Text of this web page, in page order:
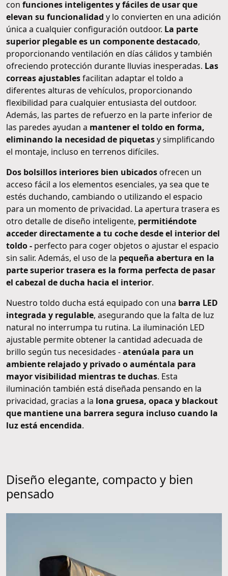
con funciones inteligentes y fáciles de usar que
elevan su funcionalidad y lo convierten en una adición
única a cualquier configuración outdoor. La parte
superior plegable es un componente destacado,
proporcionando ventilación en días cálidos y también
ofreciendo protección durante lluvias inesperadas. Las
correas ajustablesfacilitan adaptar el toldo a
diferentes alturas de vehículos, proporcionando
flexibilidad para cualquier entusiasta del outdoor.
Además, las partes de refuerzo en la parte inferior de
las paredes ayudan a mantener el toldo en forma,
eliminando la necesidad de piquetasy simplificando
el montaje, incluso en terrenos difíciles.
Dos bolsillos interiores bien ubicadosofrecen un
acceso fácil a los elementos esenciales, ya sea que te
estés duchando, cambiando o utilizando el espacio
para un momento de privacidad. La apertura trasera es
otro detalle de diseño inteligente, permitiéndote
acceder directamente a tu coche desde el interior del
toldo - perfecto para coger objetos o ajustar el espacio
sin salir. Además, el uso de la pequeña abertura en la
parte superior trasera es la forma perfecta de pasar
el cabezal de ducha hacia el interior.
Nuestro toldo ducha está equipado con una barra LED
integrada y regulable, asegurando que la falta de luz
natural no interrumpa tu rutina. La iluminación LED
ajustable permite obtener la cantidad adecuada de
brillo según tus necesidades -atenúala para un
ambiente relajado y privado o auméntala para
mayor visibilidad mientras te duchas. Esta
iluminación también está diseñada pensando en la
privacidad, gracias a la lona gruesa, opaca y blackout
que mantiene una barrera segura incluso cuando la
luz está encendida.
Diseño elegante, compacto y bien
pensado